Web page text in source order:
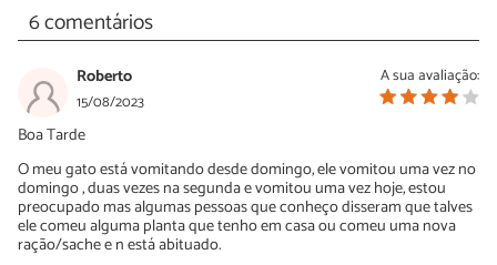
6 comentários
A sua avaliação:
Roberto
15/08/2023
Boa Tarde
O meu gato está vomitando desde domingo, ele vomitou uma vez no
domingo , duas vezes na segunda e vomitou uma vez hoje, estou
preocupado mas algumas pessoas que conheço disseram que talves
ele comeu alguma planta que tenho em casa ou comeu uma nova
ração/sache e n está abituado.